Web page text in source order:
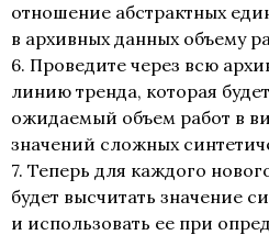
отношение абстрактных
в архивных данных объему
6. Проведите через всю
линию тренда, которая
ожидаемый объем работ в
значений сложных
7. Теперь для каждого
будет высчитать значение
и использовать ее при